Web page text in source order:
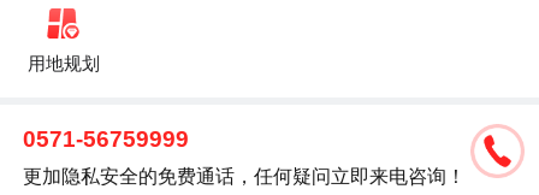
用地规划
0571-56759999
更加隐私安全的免费通话，任何疑问立即来电咨询！